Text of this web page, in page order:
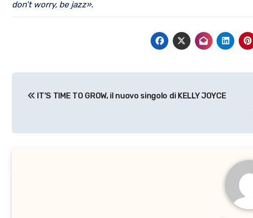
don’t worry, be jazz».
articoli
IT’S TIME TO GROW, il nuovo singolo di KELLY JOYCE